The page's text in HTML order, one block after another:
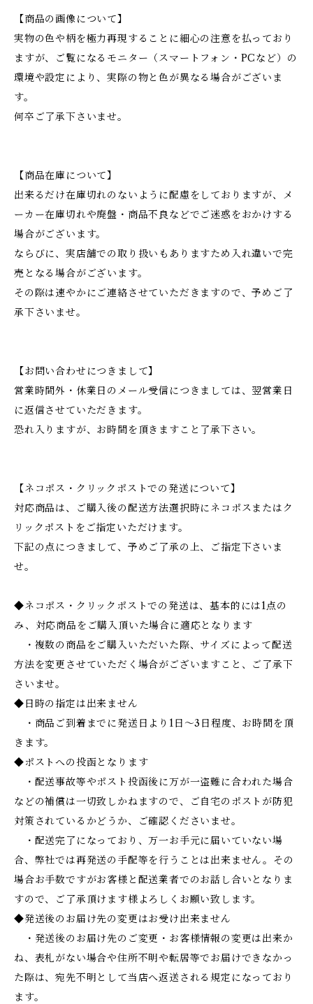
【商品の画像について】
実物の色や柄を極力再現することに細心の注意を払っており
ますが、ご覧になるモニター（スマートフォン・PCなど）の
環境や設定により、実際の物と色が異なる場合がございま
す。
何卒ご了承下さいませ。
【商品在庫について】
出来るだけ在庫切れのないように配慮をしておりますが、メ
ーカー在庫切れや廃盤・商品不良などでご迷惑をおかけする
場合がございます。
ならびに、実店舗での取り扱いもありますため入れ違いで完
売となる場合がございます。
その際は速やかにご連絡させていただきますので、予めご了
承下さいませ。
【お問い合わせにつきまして】
営業時間外・休業日のメール受信につきましては、翌営業日
に返信させていただきます。
恐れ入りますが、お時間を頂きますこと了承下さい。
【ネコポス・クリックポストでの発送について】
対応商品は、ご購入後の配送方法選択時にネコポスまたはク
リックポストをご指定いただけます。
下記の点につきまして、予めご了承の上、ご指定下さいま
せ。
◆ネコポス・クリックポストでの発送は、基本的には1点の
み、対応商品をご購入頂いた場合に適応となります
・複数の商品をご購入いただいた際、サイズによって配送
方法を変更させていただく場合がございますこと、ご了承下
さいませ。
◆日時の指定は出来ません
・商品ご到着までに発送日より1日～3日程度、お時間を頂
きます。
◆ポストへの投函となります
・配送事故等やポスト投函後に万が一盗難に合われた場合
などの補償は一切致しかねますので、ご自宅のポストが防犯
対策されているかどうか、ご確認くださいませ。
・配送完了になっており、万一お手元に届いていない場
合、弊社では再発送の手配等を行うことは出来ません。その
場合お手数ですがお客様と配送業者でのお話し合いとなりま
すので、ご了承頂けます様よろしくお願い致します。
◆発送後のお届け先の変更はお受け出来ません
・発送後のお届け先のご変更・お客様情報の変更は出来か
ね、表札がない場合や住所不明や転居等でお届けできなかっ
た際は、宛先不明として当店へ返送される規定になっており
ます。